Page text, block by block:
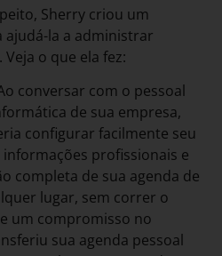
Sherry criou um
la a administrar
o que ela fez:
conversar com o pessoal
de sua empresa,
configurar facilmente seu
profissionais e
completa de sua agenda de
lugar, sem correr o
um compromisso no
sua agenda pessoal